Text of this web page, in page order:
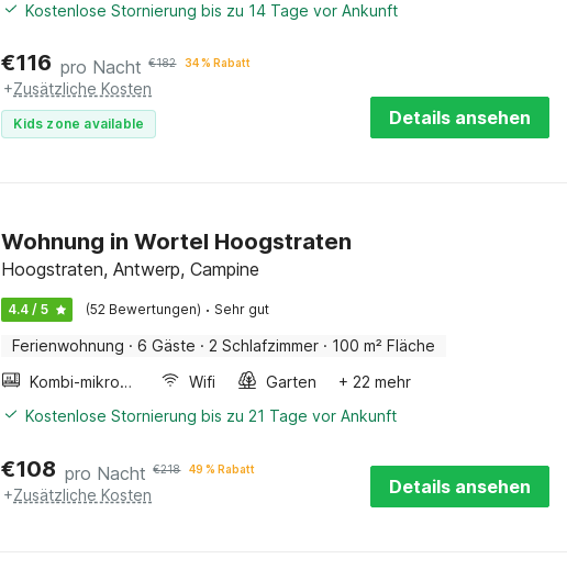
Kostenlose Stornierung bis zu 14 Tage vor Ankunft
€116 pro Nacht €182 34 % Rabatt
+Zusätzliche Kosten
Kids zone available Details ansehen
Wohnung in Wortel Hoogstraten
Hoogstraten, Antwerp, Campine
4.4 / 5 (52 Bewertungen) · Sehr gut
Ferienwohnung · 6 Gäste · 2 Schlafzimmer · 100 m² Fläche
Kombi-mikrowelle
Wifi Garten
+ 22 mehr
Kostenlose Stornierung bis zu 21 Tage vor Ankunft
€108 pro Nacht €218 49 % Rabatt
+Zusätzliche Kosten Details ansehen